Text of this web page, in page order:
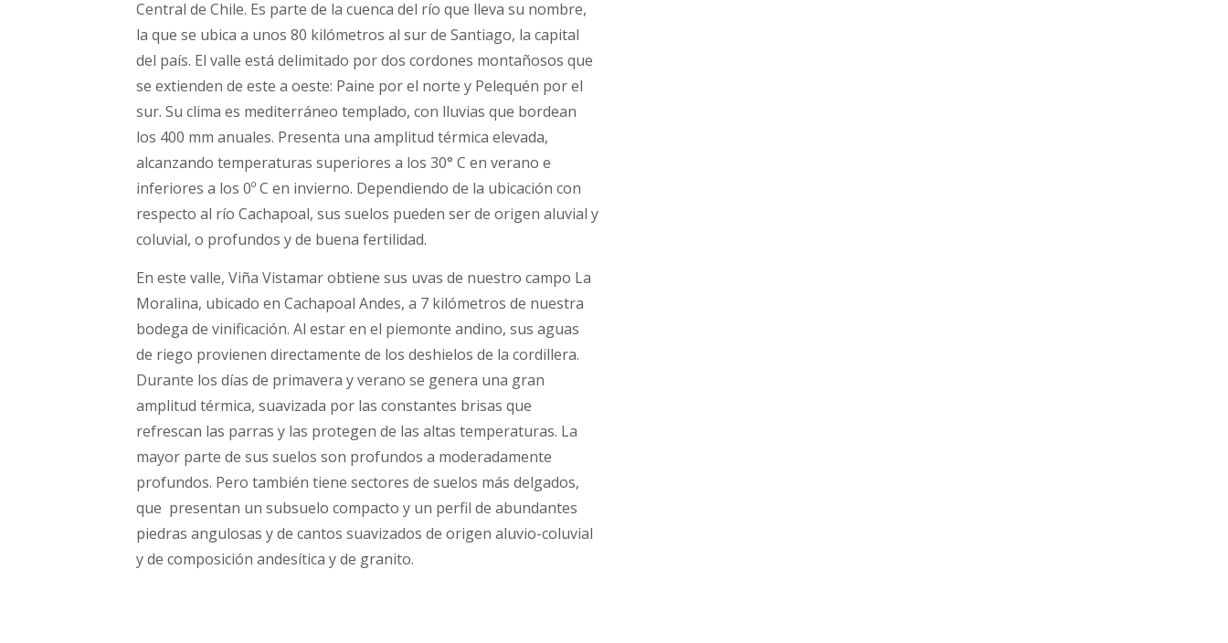
Central de Chile. Es parte de la cuenca del río que lleva su nombre,
la que se ubica a unos 80 kilómetros al sur de Santiago, la capital
del país. El valle está delimitado por dos cordones montañosos que
se extienden de este a oeste: Paine por el norte y Pelequén por el
sur. Su clima es mediterráneo templado, con lluvias que bordean
los 400 mm anuales. Presenta una amplitud térmica elevada,
alcanzando temperaturas superiores a los 30° C en verano e
inferiores a los 0º C en invierno. Dependiendo de la ubicación con
respecto al río Cachapoal, sus suelos pueden ser de origen aluvial y
coluvial, o profundos y de buena fertilidad.
En este valle, Viña Vistamar obtiene sus uvas de nuestro campo La
Moralina, ubicado en Cachapoal Andes, a 7 kilómetros de nuestra
bodega de vinificación. Al estar en el piemonte andino, sus aguas
de riego provienen directamente de los deshielos de la cordillera.
Durante los días de primavera y verano se genera una gran
amplitud térmica, suavizada por las constantes brisas que
refrescan las parras y las protegen de las altas temperaturas. La
mayor parte de sus suelos son profundos a moderadamente
profundos. Pero también tiene sectores de suelos más delgados,
que presentan un subsuelo compacto y un perfil de abundantes
piedras angulosas y de cantos suavizados de origen aluvio-coluvial
y de composición andesítica y de granito.